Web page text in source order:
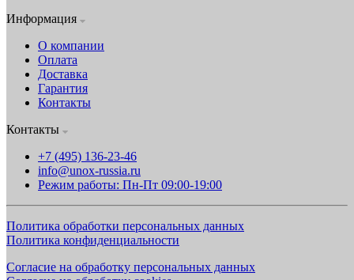
Информация
О компании
Оплата
Доставка
Гарантия
Контакты
Контакты
+7 (495) 136-23-46
info@unox-russia.ru
Режим работы: Пн-Пт 09:00-19:00
Политика обработки персональных данных
Политика конфиденциальности
Согласие на обработку персональных данных